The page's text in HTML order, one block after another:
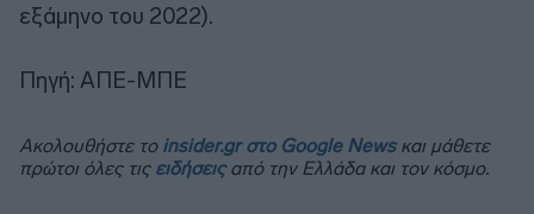
εξάμηνο του 2022).
Πηγή: ΑΠΕ-ΜΠΕ
Ακολουθήστε το insider.gr στο Google Newsκαι μάθετε
πρώτοι όλες τις ειδήσειςαπό την Ελλάδα και τον κόσμο.